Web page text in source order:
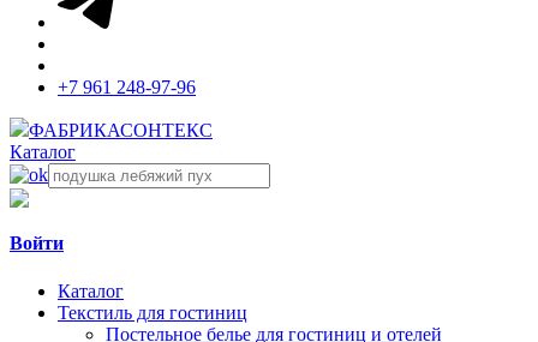
+7 961 248-97-96
ФАБРИКАСОНТЕКС
Каталог
Войти
Каталог
Текстиль для гостиниц
Постельное белье для гостиниц и отелей